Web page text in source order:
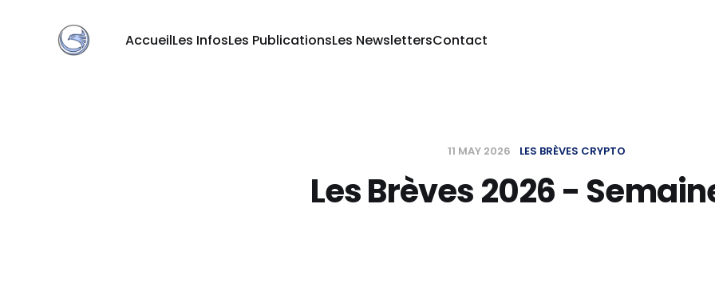
AccueilLes InfosLes PublicationsLes NewslettersContact
11 MAY 2026 LES BRÈVES CRYPTO
Les Brèves 2026 -